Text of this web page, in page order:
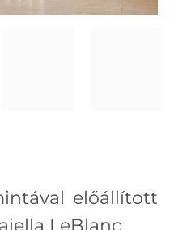
előállított
LeBlanc